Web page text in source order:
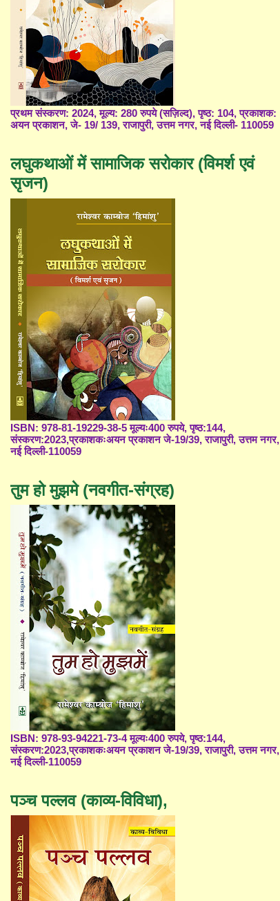
प्रथम संस्करण: 2024, मूल्य: 280 रुपये (सज़िल्द), पृष्ठ: 104, प्रकाशक:
अयन प्रकाशन, जे- 19/ 139, राजापुरी, उत्तम नगर, नई दिल्ली- 110059
लघुकथाओं में सामाजिक सरोकार (विमर्श एवं
सृजन)
ISBN: 978-81-19229-38-5 मूल्यः400 रुपये, पृष्ठ:144,
संस्करण:2023,प्रकाशकःअयन प्रकाशन जे-19/39, राजापुरी, उत्तम नगर,
नई दिल्ली-110059
तुम हो मुझमे (नवगीत-संग्रह)
ISBN: 978-93-94221-73-4 मूल्यः400 रुपये, पृष्ठ:144,
संस्करण:2023,प्रकाशकःअयन प्रकाशन जे-19/39, राजापुरी, उत्तम नगर,
नई दिल्ली-110059
पञ्च पल्लव (काव्य-विविधा),